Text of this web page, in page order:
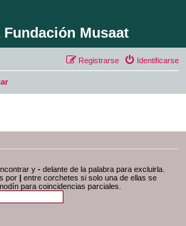
Musaat
Identificarse
Registrarse
y - delante de la palabra para excluirla.
por | entre corchetes si solo una de ellas se
para coincidencias parciales.